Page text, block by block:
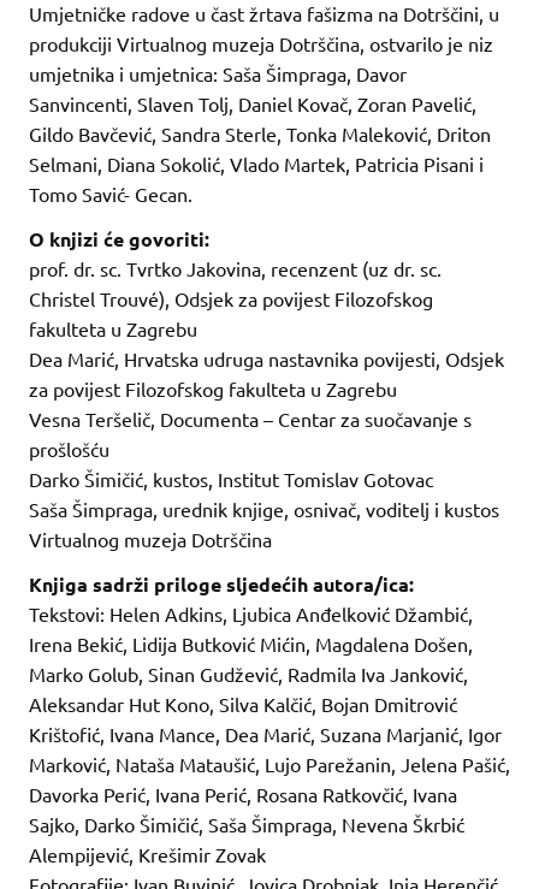
Umjetničke radove u čast žrtava fašizma na Dotrščini, u
produkciji Virtualnog muzeja Dotrščina, ostvarilo je niz
umjetnika i umjetnica: Saša Šimpraga, Davor
Sanvincenti, Slaven Tolj, Daniel Kovač, Zoran Pavelić,
Gildo Bavčević, Sandra Sterle, Tonka Maleković, Driton
Selmani, Diana Sokolić, Vlado Martek, Patricia Pisani i
Tomo Savić- Gecan.
O knjizi će govoriti:
prof. dr. sc. Tvrtko Jakovina, recenzent (uz dr. sc.
Christel Trouvé), Odsjek za povijest Filozofskog
fakulteta u Zagrebu
Dea Marić, Hrvatska udruga nastavnika povijesti, Odsjek
za povijest Filozofskog fakulteta u Zagrebu
Vesna Teršelič, Documenta – Centar za suočavanje s
prošlošću
Darko Šimičić, kustos, Institut Tomislav Gotovac
Saša Šimpraga, urednik knjige, osnivač, voditelj i kustos
Virtualnog muzeja Dotrščina
Knjiga sadrži priloge sljedećih autora/ica:
Tekstovi: Helen Adkins, Ljubica Anđelković Džambić,
Irena Bekić, Lidija Butković Mićin, Magdalena Došen,
Marko Golub, Sinan Gudžević, Radmila Iva Janković,
Aleksandar Hut Kono, Silva Kalčić, Bojan Dmitrović
Krištofić, Ivana Mance, Dea Marić, Suzana Marjanić, Igor
Marković, Nataša Mataušić, Lujo Parežanin, Jelena Pašić,
Davorka Perić, Ivana Perić, Rosana Ratkovčić, Ivana
Sajko, Darko Šimičić, Saša Šimpraga, Nevena Škrbić
Alempijević, Krešimir Zovak